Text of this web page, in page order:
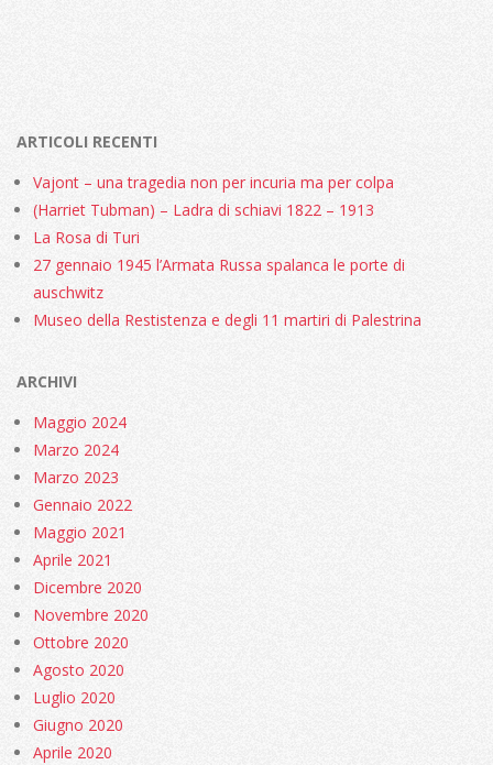
ARTICOLI RECENTI
Vajont – una tragedia non per incuria ma per colpa
(Harriet Tubman) – Ladra di schiavi 1822 – 1913
La Rosa di Turi
27 gennaio 1945 l’Armata Russa spalanca le porte di
auschwitz
Museo della Restistenza e degli 11 martiri di Palestrina
ARCHIVI
Maggio 2024
Marzo 2024
Marzo 2023
Gennaio 2022
Maggio 2021
Aprile 2021
Dicembre 2020
Novembre 2020
Ottobre 2020
Agosto 2020
Luglio 2020
Giugno 2020
Aprile 2020